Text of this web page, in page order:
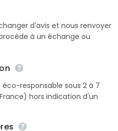
d'avis et nous renvoyer
à un échange ou
responsable sous 2 à 7
hors indication d'un